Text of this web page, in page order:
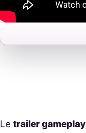
Letrailer gameplay